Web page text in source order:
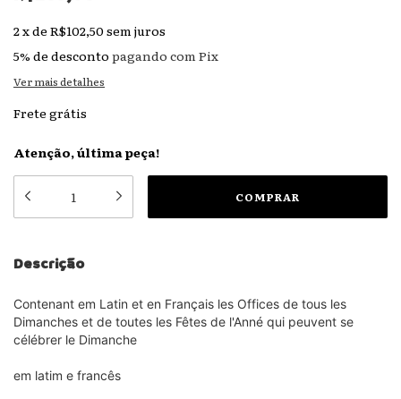
2xde R$102,50 sem juros
5% de desconto pagando com Pix
Ver mais detalhes
Frete grátis
Atenção, última peça!
Descrição
Contenant em Latin et en Français les Offices de tous les
Dimanches et de toutes les Fêtes de l'Anné qui peuvent se
célébrer le Dimanche
em latim e francês